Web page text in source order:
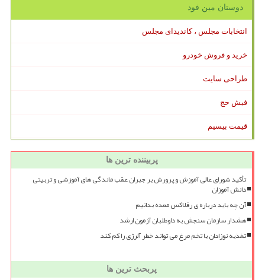
دوستان مین فود
انتخابات مجلس ، کاندیدای مجلس
خرید و فروش خودرو
طراحی سایت
فیش حج
قیمت بیسیم
پربیننده ترین ها
تأکید شورای عالی آموزش و پرورش بر جبران عقب ماندگی های آموزشی و تربیتی
دانش آموزان
آن چه باید درباره ی رفلاکس معده بدانیم
هشدار سازمان سنجش به داوطلبان آزمون ارشد
تغذیه نوزادان با تخم مرغ می تواند خطر آلرژی را کم کند
پربحث ترین ها